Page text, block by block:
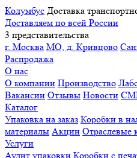
Колумбус Доставка
Доставляем по всей России
3 представительства
г. Москва МО, д. Кривцово
Распродажа
О нас
О компании Производство
Вакансии Отзывы Новости
Каталог
Упаковка на заказ Коробки в
материалы Акции Отраслевые
Услуги
Аудит упаковки Коробки с